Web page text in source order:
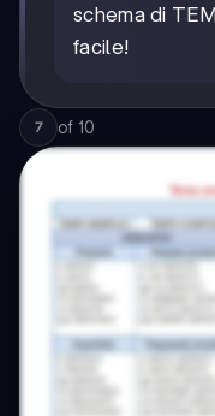
schema di
facile!
7 of 10